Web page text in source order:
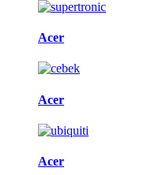
Acer
Acer
Acer